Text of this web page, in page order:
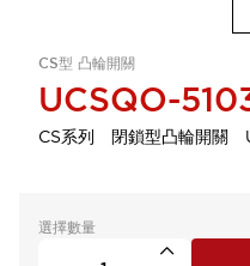
CS型 凸輪開關
UCSQO-
CS系列 閉鎖型凸輪開關
選擇數量